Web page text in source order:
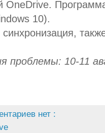
OneDrive.
10).
синхронизация,
проблемы: 10-11
нет :